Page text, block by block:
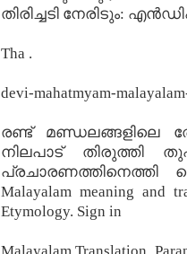
തിരിച്ചടി നേരിടും:
Tha .
devi-mahatmyam-
രണ്ട് മണ്ഡലങ്ങളിലെ
നിലപാട് തിരുത്തി
പ്രചാരണത്തിനെത്തി
Malayalam meaning and
Etymology. Sign in
Malayalam Translation.